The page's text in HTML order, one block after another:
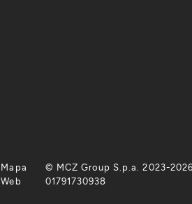
Mapa
Web
© MCZ Group S.p.a. 2023-
01791730938